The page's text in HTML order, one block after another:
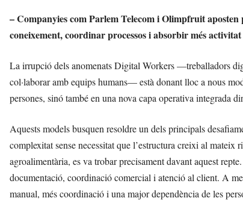
– Companyies com Parlem Telecom i Olimpfruit
coneixement, coordinar processos i absorbir més
La irrupció dels anomenats Digital Workers —treballadors
col·laborar amb equips humans— està donant lloc a nous
persones, sinó també en una nova capa operativa integrada
Aquests models busquen resoldre un dels principals
complexitat sense necessitat que l’estructura creixi al
agroalimentària, es va trobar precisament davant aquest
documentació, coordinació comercial i atenció al client. A
manual, més coordinació i una major dependència de les